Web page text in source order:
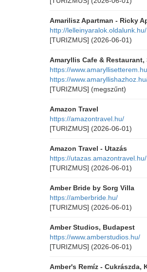
Amarilisz Apartman - Ricky
http://lelleinyaralok.oldalunk.hu/
[TURIZMUS] (2026-06-01)
Amaryllis Cafe & Restaurant,
https://
https://
[TURIZMUS] (megszűnt)
Amazon Travel
https://amazontravel.hu/
[TURIZMUS] (2026-06-01)
Amazon Travel - Utazás
https://utazas.amazontravel.hu/
[TURIZMUS] (2026-06-01)
Amber Bride by Sorg Villa
https://amberbride.hu/
[TURIZMUS] (2026-06-01)
Amber Studios, Budapest
https://www.amberstudios.hu/
[TURIZMUS] (2026-06-01)
Amber's Remíz - Cukrászda,